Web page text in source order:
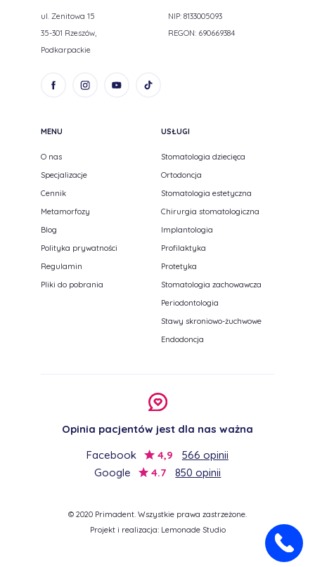
ul. Zenitowa 15
35-301 Rzeszów,
Podkarpackie
NIP: 8133005093
REGON: 690669384
MENU
O nas
Specjalizacje
Cennik
Metamorfozy
Blog
Polityka prywatności
Regulamin
Pliki do pobrania
USŁUGI
Stomatologia dziecięca
Ortodoncja
Stomatologia estetyczna
Chirurgia stomatologiczna
Implantologia
Profilaktyka
Protetyka
Stomatologia zachowawcza
Periodontologia
Stawy skroniowo-żuchwowe
Endodoncja
Opinia pacjentów jest dla nas ważna
Facebook
4,9
566 opinii
Google
4.7 850 opinii
© 2020 Primadent. Wszystkie prawa zastrzeżone.
Projekt i realizacja: Lemonade Studio